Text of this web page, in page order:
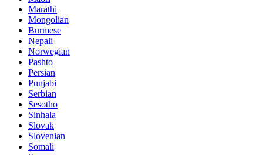
Marathi
Mongolian
Burmese
Nepali
Norwegian
Pashto
Persian
Punjabi
Serbian
Sesotho
Sinhala
Slovak
Slovenian
Somali